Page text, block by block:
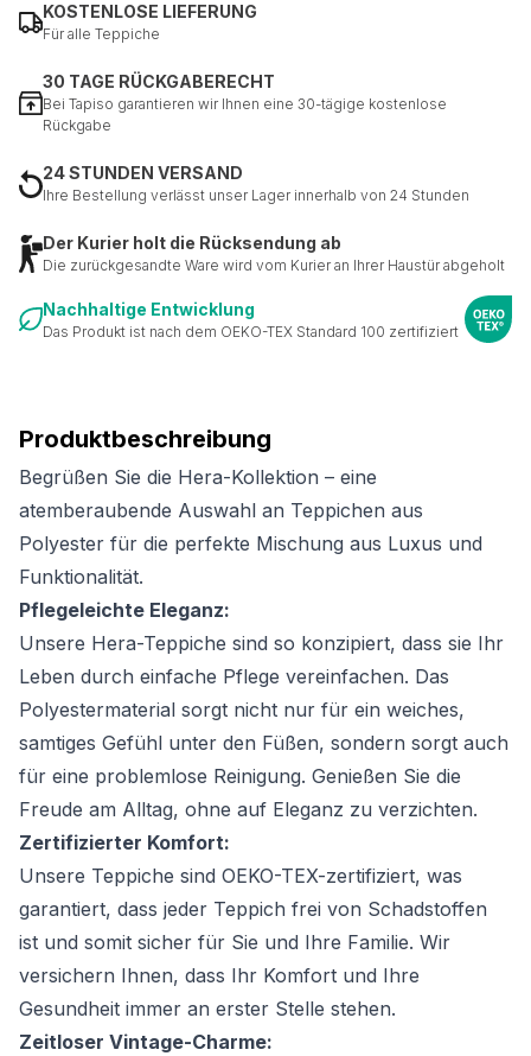
Produktbeschreibung
Begrüßen Sie die Hera-Kollektion – eine
atemberaubende Auswahl an Teppichen aus
Polyester für die perfekte Mischung aus Luxus und
Funktionalität.
Pflegeleichte Eleganz:
Unsere Hera-Teppiche sind so konzipiert, dass sie Ihr
Leben durch einfache Pflege vereinfachen. Das
Polyestermaterial sorgt nicht nur für ein weiches,
samtiges Gefühl unter den Füßen, sondern sorgt auch
für eine problemlose Reinigung. Genießen Sie die
Freude am Alltag, ohne auf Eleganz zu verzichten.
Zertifizierter Komfort:
Unsere Teppiche sind OEKO-TEX-zertifiziert, was
garantiert, dass jeder Teppich frei von Schadstoffen
ist und somit sicher für Sie und Ihre Familie. Wir
versichern Ihnen, dass Ihr Komfort und Ihre
Gesundheit immer an erster Stelle stehen.
Zeitloser Vintage-Charme:
KOSTENLOSE LIEFERUNG
Für alle Teppiche
30 TAGE RÜCKGABERECHT
Bei Tapiso garantieren wir Ihnen eine 30-tägige kostenlose
Rückgabe
24 STUNDEN VERSAND
Ihre Bestellung verlässt unser Lager innerhalb von 24 Stunden
Der Kurier holt die Rücksendung ab
Die zurückgesandte Ware wird vom Kurier an Ihrer Haustür abgeholt
Nachhaltige Entwicklung
Das Produkt ist nach dem OEKO-TEX Standard 100 zertifiziert